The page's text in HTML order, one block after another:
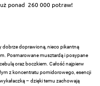
ponad 260 000 potraw!
dobrze doprawioną, nieco pikantną
Posmarowane musztardą i posypane
oraz boczkiem. Całość najpierw
z koncentratu pomidorowego, esencji
– dzięki temu zachowają